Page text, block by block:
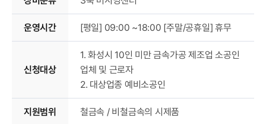
운영시간 [평일] 09:00 ~18:00 [주말/공휴일] 휴무
신청대상
1. 화성시 10인 미만 금속가공 제조업 소공인
업체 및 근로자
2. 대상업종 예비소공인
지원범위 철금속 / 비철금속의 시제품